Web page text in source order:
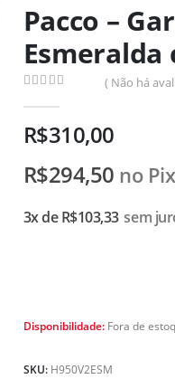
Pacco –
Esmeralda
( Não há
R$310,00
R$294,50 no Pix
3x deR$103,33 sem
Disponibilidade: Fora de
SKU: H950V2ESM